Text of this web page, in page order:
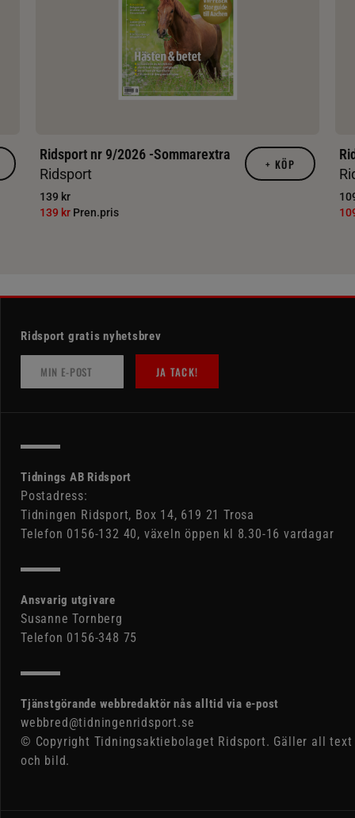
Ridsport nr 9/2026 -Sommarextra
Ridsport
139 kr
139 kr Pren.pris
+ KÖP
Ridsport gratis nyhetsbrev
JA TACK!
Tidnings AB Ridsport
Postadress:
Tidningen Ridsport, Box 14, 619 21 Trosa
Telefon 0156-132 40, växeln öppen kl 8.30-16 vardagar
Ansvarig utgivare
Susanne Tornberg
Telefon 0156-348 75
Tjänstgörande webbredaktör nås alltid via e-post
webbred@tidningenridsport.se
© Copyright Tidningsaktiebolaget Ridsport. Gäller all text
och bild.